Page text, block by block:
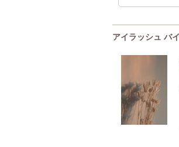
アイラッシュ バ